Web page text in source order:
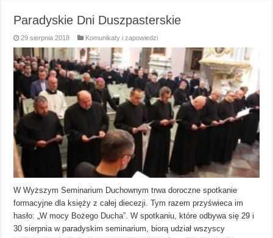
Paradyskie Dni Duszpasterskie
29 sierpnia 2018 Komunikaty i zapowiedzi
W Wyższym Seminarium Duchownym trwa doroczne spotkanie
formacyjne dla księży z całej diecezji. Tym razem przyświeca im
hasło: „W mocy Bożego Ducha”. W spotkaniu, które odbywa się 29 i
30 sierpnia w paradyskim seminarium, biorą udział wszyscy